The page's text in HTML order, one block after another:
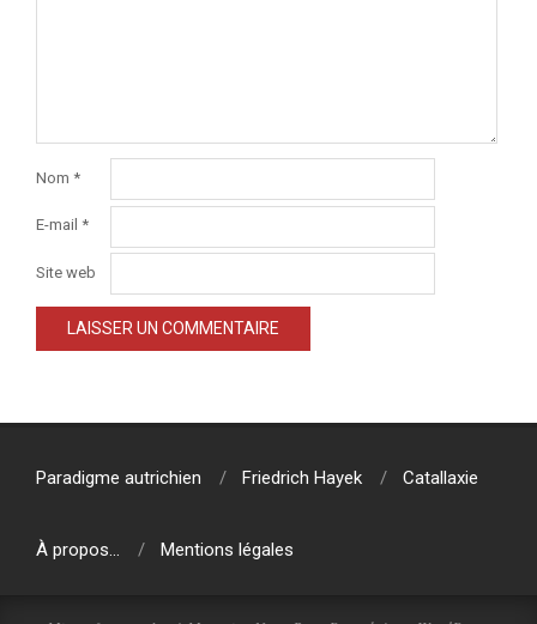
Nom *
E-mail *
Site web
Paradigme autrichien Friedrich Hayek Catallaxie
À propos… Mentions légales